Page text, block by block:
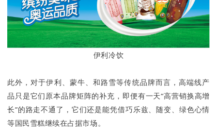
伊利冷饮
此外，对于伊利、蒙牛、和路雪等传统品牌而言，高端线产
品只是它们原本品牌矩阵的补充，即便有一天“高营销换高增
长”的路走不通了，它们还是能凭借巧乐兹、随变、绿色心情
等国民雪糕继续在占据市场。